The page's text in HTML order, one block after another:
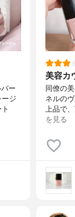
ー
ジ
美容カ
同僚の
ネルの
上品で
を見る